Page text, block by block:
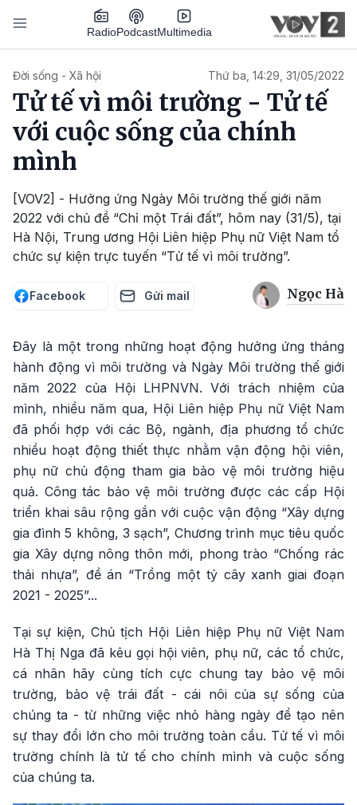
Nhảy đến nội dung
RadioPodcastMultimedia
Đời sống - Xã hội Thứ ba, 14:29, 31/05/2022
Tử tế vì môi trường - Tử tế
với cuộc sống của chính
mình
[VOV2] - Hưởng ứng Ngày Môi trường thế giới năm
2022 với chủ đề “Chỉ một Trái đất”, hôm nay (31/5), tại
Hà Nội, Trung ương Hội Liên hiệp Phụ nữ Việt Nam tổ
chức sự kiện trực tuyến “Tử tế vì môi trường”.
Facebook Gửi mail Ngọc Hà
Đây là một trong những hoạt động hưởng ứng tháng
hành động vì môi trường và Ngày Môi trường thế giới
năm 2022 của Hội LHPNVN. Với trách nhiệm của
mình, nhiều năm qua, Hội Liên hiệp Phụ nữ Việt Nam
đã phối hợp với các Bộ, ngành, địa phương tổ chức
nhiều hoạt động thiết thực nhằm vận động hội viên,
phụ nữ chủ động tham gia bảo vệ môi trường hiệu
quả. Công tác bảo vệ môi trường được các cấp Hội
triển khai sâu rộng gắn với cuộc vận động “Xây dựng
gia đình 5 không, 3 sạch”, Chương trình mục tiêu quốc
gia Xây dựng nông thôn mới, phong trào “Chống rác
thải nhựa”, đề án “Trồng một tỷ cây xanh giai đoạn
2021 - 2025”...
Tại sự kiện, Chủ tịch Hội Liên hiệp Phụ nữ Việt Nam
Hà Thị Nga đã kêu gọi hội viên, phụ nữ, các tổ chức,
cá nhân hãy cùng tích cực chung tay bảo vệ môi
trường, bảo vệ trái đất - cái nôi của sự sống của
chúng ta - từ những việc nhỏ hàng ngày để tạo nên
sự thay đổi lớn cho môi trường toàn cầu. Tử tế vì môi
trường chính là tử tế cho chính mình và cuộc sống
của chúng ta.